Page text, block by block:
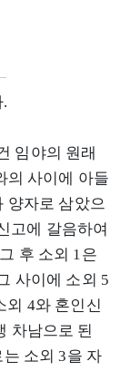
임야의 원래
의 사이에 아들
양자로 삼았으
고에 갈음하여
후 소외 1은
사이에 소외 5
외 4와 혼인신
차남으로 된
소외 3을 자